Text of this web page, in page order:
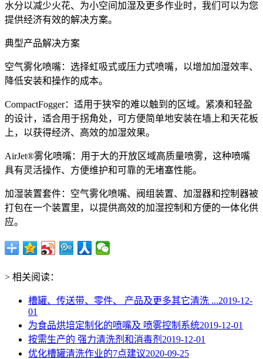
水分以减少火花、为小空间加湿及更多作业时，我们可以为您
提供经济有效的解决方案。
典型产品解决方案
空气雾化喷嘴：选择虹吸式或压力式喷嘴，以增加加湿效率、
降低安装和操作的成本。
CompactFogger：适用于狭窄的难以触到的区域。紧凑和轻盈
的设计，适合用于拐角处，可方便简单地安装在墙上和天花板
上，以获得经济、高效的加湿效果。
AirJet®雾化喷嘴：用于大的开放区域高质量喷雾，这种喷嘴
具有灵活操作、方便维护和可靠的无堵塞性能。
加湿装置套件：空气雾化喷嘴、阀组装置、加湿器和控制器被
打包在一个装置里，以提供高效的加湿控制和方便的一体化供
应。
> 相关阅读：
槽罐、传送带、零件、 产品及更多其它清洗 ...2019-12-
01
为食品烘培定制化的喷嘴及 喷雾控制系统2019-12-01
按需生产的 强力清洗剂和消毒剂 2019-12-01
优化槽罐清洗作业的7点建议2020-09-25